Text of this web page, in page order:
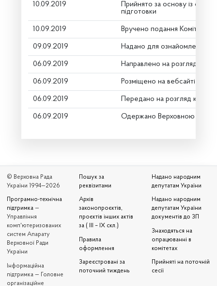
10.09.2019
Прийнято за основу із
підготовки
10.09.2019 Вручено подання Комітету
09.09.2019 Надано для ознайомлення
06.09.2019 Направлено на розгляд
06.09.2019 Розміщено на вебсайті
06.09.2019 Передано на розгляд
06.09.2019 Одержано Верховною Радою
© Верховна Рада
України 1994—2026
Програмно-технічна
підтримка —
Управління
комп'ютеризованих
систем Апарату
Верховної Ради
України
Iнформаційна
підтримка — Головне
організаційне
Пошук за
реквізитами
Архів
законопроєктів,
проєктів інших актів
за ( III – IX скл.)
Правила
оформлення
Зареєстровані за
поточний тиждень
Надано народним
депутатам України
Надано народним
депутатам України
документів до ЗП
Знаходяться на
опрацюванні в
комітетах
Прийняті на поточній
сесії